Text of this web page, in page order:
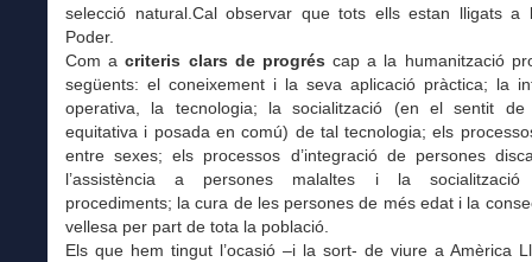
selecció natural.Cal observar que tots ells estan lligats a
Poder.
Com acriteris clars de progrés cap a la humanització
següents: el coneixement i la seva aplicació pràctica; la
operativa, la tecnologia; la socialització (en el sentit de
equitativa i posada en comú) de tal tecnologia; els
entre sexes; els processos d’integració de persones
l’assistència a persones malaltes i la socialització
procediments; la cura de les persones de més edat i la
vellesa per part de tota la població.
Els que hem tingut l’ocasió –i la sort- de viure a Amèrica